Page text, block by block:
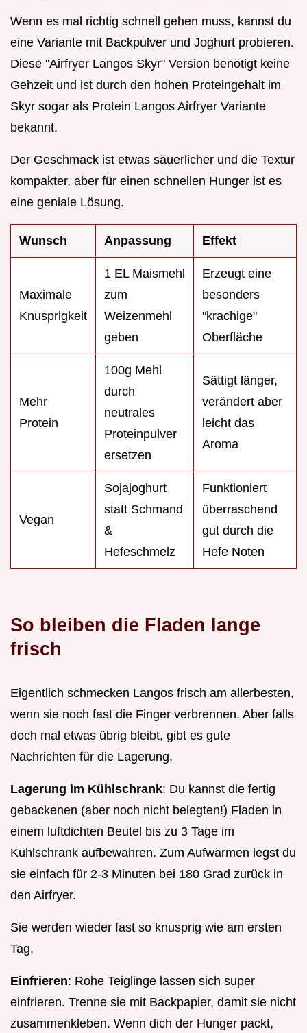
Wenn es mal richtig schnell gehen muss, kannst du
eine Variante mit Backpulver und Joghurt probieren.
Diese "Airfryer Langos Skyr" Version benötigt keine
Gehzeit und ist durch den hohen Proteingehalt im
Skyr sogar als Protein Langos Airfryer Variante
bekannt.
Der Geschmack ist etwas säuerlicher und die Textur
kompakter, aber für einen schnellen Hunger ist es
eine geniale Lösung.
Wunsch Anpassung Effekt
Maximale
Knusprigkeit
1 EL Maismehl
zum
Weizenmehl
geben
Erzeugt eine
besonders
"krachige"
Oberfläche
Mehr
Protein
100g Mehl
durch
neutrales
Proteinpulver
ersetzen
Sättigt länger,
verändert aber
leicht das
Aroma
Vegan
Sojajoghurt
statt Schmand
&
Hefeschmelz
Funktioniert
überraschend
gut durch die
Hefe Noten
So bleiben die Fladen lange
frisch
Eigentlich schmecken Langos frisch am allerbesten,
wenn sie noch fast die Finger verbrennen. Aber falls
doch mal etwas übrig bleibt, gibt es gute
Nachrichten für die Lagerung.
Lagerung im Kühlschrank: Du kannst die fertig
gebackenen (aber noch nicht belegten!) Fladen in
einem luftdichten Beutel bis zu 3 Tage im
Kühlschrank aufbewahren. Zum Aufwärmen legst du
sie einfach für 2-3 Minuten bei 180 Grad zurück in
den Airfryer.
Sie werden wieder fast so knusprig wie am ersten
Tag.
Einfrieren: Rohe Teiglinge lassen sich super
einfrieren. Trenne sie mit Backpapier, damit sie nicht
zusammenkleben. Wenn dich der Hunger packt,